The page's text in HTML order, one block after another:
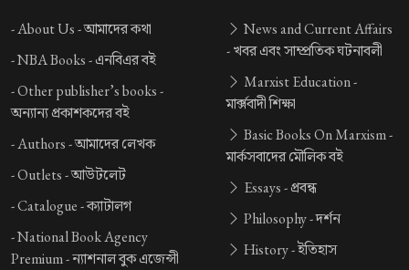
-About Us -আমাদের কথা
-NBA Books -এনবিএর বই
-Other publisher’s books -
অন্যান্য প্রকাশকদের বই
-Authors -আমাদের লেখক
-Outlets -আউটলেট
-Catalogue -ক্যাটালগ
-National Book Agency
Premium -ন্যাশনাল বুক এজেন্সী
News and Current Affairs
-খবর এবং সাম্প্রতিক ঘটনাবলী
Marxist Education -
মার্ক্সবাদী শিক্ষা
Basic Books On Marxism -
মার্কসবাদের মৌলিক বই
Essays -প্রবন্ধ
Philosophy -দর্শন
History -ইতিহাস